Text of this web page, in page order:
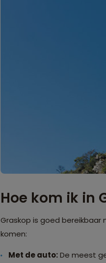
Hoe kom ik in
Graskop is goed bereikbaar
komen:
Met de auto:De meest